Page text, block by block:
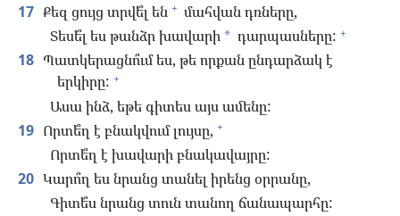
17 Քեզ ցույց տրվե՞լ են + մահվան դռները,
Տեսե՞լ ես թանձր խավարի * դարպասները: +
18 Պատկերացնո՞ւմ ես, թե որքան ընդարձակ է
երկիրը: +
Ասա ինձ, եթե գիտես այս ամենը:
19 Որտե՞ղ է բնակվում լույսը, +
Որտե՞ղ է խավարի բնակավայրը:
20 Կարո՞ղ ես նրանց տանել իրենց օրրանը,
Գիտե՞ս նրանց տուն տանող ճանապարհը: